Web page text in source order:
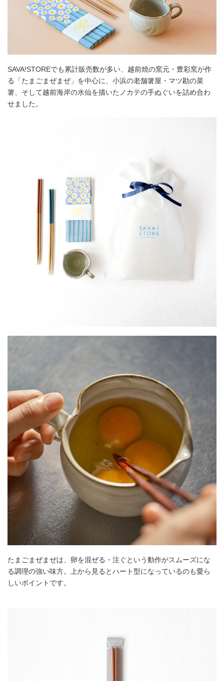
SAVA!STOREでも累計販売数が多い、越前焼の窯元・豊彩窯が作
る「たまごまぜまぜ」を中心に、小浜の老舗箸屋・マツ勘の菜
箸、そして越前海岸の水仙を描いたノカテの手ぬぐいを詰め合わ
せました。
たまごまぜまぜは、卵を混ぜる・注ぐという動作がスムーズにな
る調理の強い味方。上から見るとハート型になっているのも愛ら
しいポイントです。